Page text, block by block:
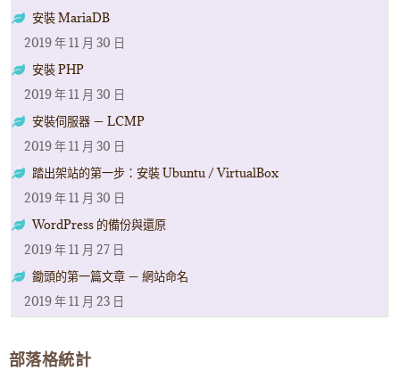
安裝 MariaDB
2019 年 11 月 30 日
安裝 PHP
2019 年 11 月 30 日
安裝伺服器 － LCMP
2019 年 11 月 30 日
踏出架站的第一步：安裝 Ubuntu / VirtualBox
2019 年 11 月 30 日
WordPress 的備份與還原
2019 年 11 月 27 日
鋤頭的第一篇文章 － 網站命名
2019 年 11 月 23 日
部落格統計